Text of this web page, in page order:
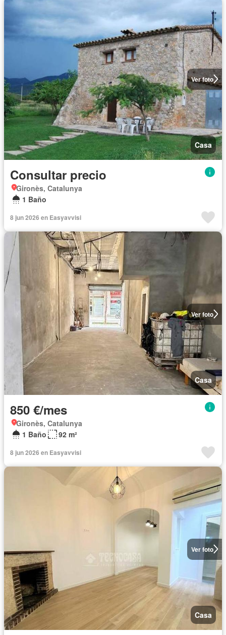
Ver foto
Casa
Consultar precio
Gironès, Catalunya
1 Baño
8 jun 2026 en Easyavvisi
Ver foto
Casa
850 €/mes
Gironès, Catalunya
1 Baño
92 m²
8 jun 2026 en Easyavvisi
Ver foto
Casa